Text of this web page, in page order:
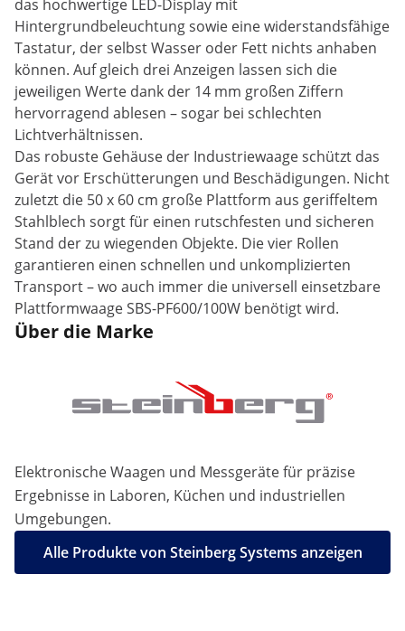
das hochwertige LED-Display mit
Hintergrundbeleuchtung sowie eine widerstandsfähige
Tastatur, der selbst Wasser oder Fett nichts anhaben
können. Auf gleich drei Anzeigen lassen sich die
jeweiligen Werte dank der 14 mm großen Ziffern
hervorragend ablesen – sogar bei schlechten
Lichtverhältnissen.
Das robuste Gehäuse der Industriewaage schützt das
Gerät vor Erschütterungen und Beschädigungen. Nicht
zuletzt die 50 x 60 cm große Plattform aus geriffeltem
Stahlblech sorgt für einen rutschfesten und sicheren
Stand der zu wiegenden Objekte. Die vier Rollen
garantieren einen schnellen und unkomplizierten
Transport – wo auch immer die universell einsetzbare
Plattformwaage SBS-PF600/100W benötigt wird.
Über die Marke
Elektronische Waagen und Messgeräte für präzise
Ergebnisse in Laboren, Küchen und industriellen
Umgebungen.
Alle Produkte von Steinberg Systems anzeigen